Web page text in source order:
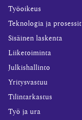
Työoikeus
Teknologia ja prosessit
Sisäinen laskenta
Liiketoiminta
Julkishallinto
Yritysvastuu
Tilintarkastus
Työ ja ura